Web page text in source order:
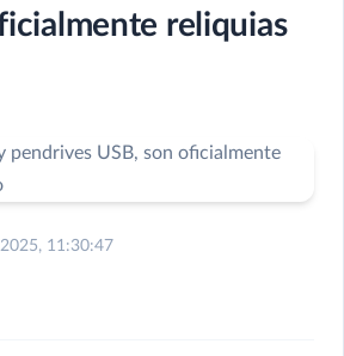
reliquias
11:30:47